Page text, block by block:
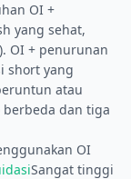
OI +
yang sehat,
OI + penurunan
short yang
atau
berbeda dan tiga
OI
Sangat tinggi